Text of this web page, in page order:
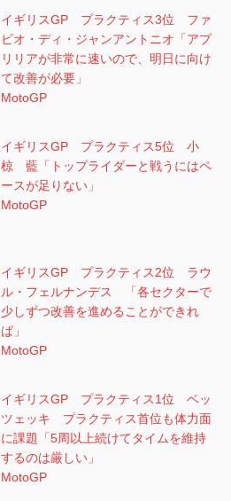
イギリスGP プラクティス3位 ファ
ビオ・ディ・ジャンアントニオ「アプ
リリアが非常に速いので、明日に向け
て改善が必要」
MotoGP
イギリスGP プラクティス5位 小
椋 藍「トップライダーと戦うにはペ
ースが足りない」
MotoGP
イギリスGP プラクティス2位 ラウ
ル・フェルナンデス 「各セクターで
少しずつ改善を進めることができれ
ば」
MotoGP
イギリスGP プラクティス1位 ベッ
ツェッキ プラクティス首位も体力面
に課題「5周以上続けてタイムを維持
するのは厳しい」
MotoGP